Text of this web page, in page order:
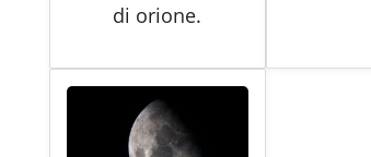
di orione.